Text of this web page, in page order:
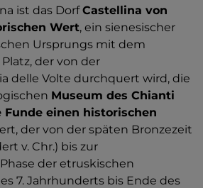
ist das DorfCastellina von
Wert, ein sienesischer
Ursprungs mit dem
der von der
delle Volte durchquert wird, die
Museum des Chianti
Funde einen historischen
der von der späten Bronzezeit
v. Chr.) bis zur
der etruskischen
7. Jahrhunderts bis Ende des